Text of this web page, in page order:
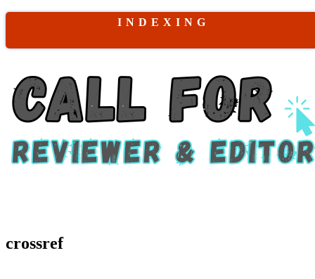
I N D E X I N G
crossref